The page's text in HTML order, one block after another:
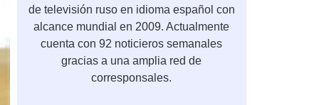
de televisión ruso en idioma español con
alcance mundial en 2009. Actualmente
cuenta con 92 noticieros semanales
gracias a una amplia red de
corresponsales.